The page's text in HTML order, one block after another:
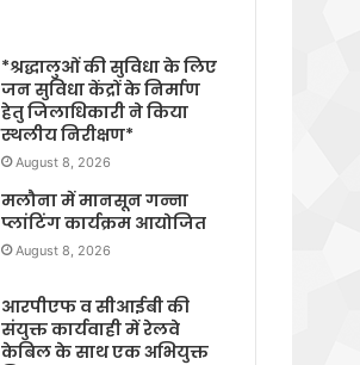
*श्रद्धालुओं की सुविधा के लिए
जन सुविधा केंद्रों के निर्माण
हेतु जिलाधिकारी ने किया
स्थलीय निरीक्षण*
August 8, 2026
मलौना में मानसून गन्ना
प्लांटिंग कार्यक्रम आयोजित
August 8, 2026
आरपीएफ व सीआईबी की
संयुक्त कार्यवाही में रेलवे
केबिल के साथ एक अभियुक्त